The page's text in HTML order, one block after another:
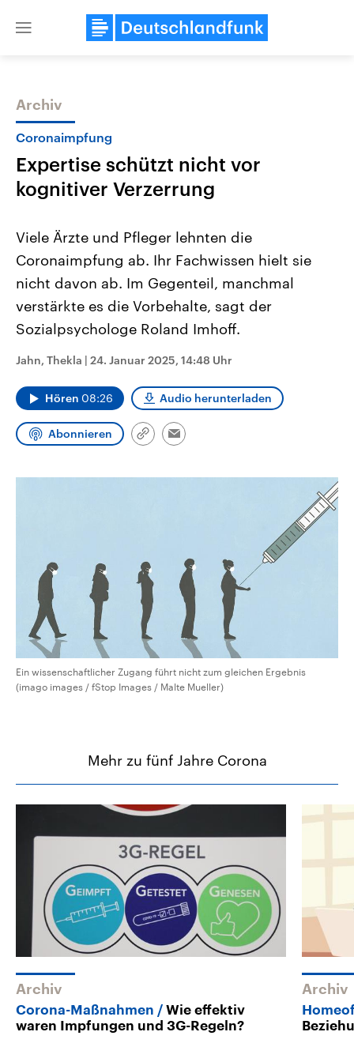
Close
Themen
Landtagswahl Sachsen-Anhalt
2026
Alle Informationen
Sachsen-Anhalt wählt am 6.
September 2026 einen neuen
Landtag. Seit 2021 wird das
CDU, SPD und FDP regiert.-
Wahlprogramme, aktuelle Berichte
und Hintergründe zu den Parteien
und Kandidaten der anstehenden
Wahl.
USA
Aktuelle Beiträge,
Hintergründe
Wirtschaftlich und
gehören die Vereinigten
den mächtigsten Ländern
aktuelle Weltgeschehen.
Sendungen Programm Podcasts
Audio-Archiv
Archiv
Coronaimpfung
Expertise schützt nicht vor
kognitiver Verzerrung
Viele Ärzte und Pfleger lehnten die
Coronaimpfung ab. Ihr Fachwissen hielt sie
nicht davon ab. Im Gegenteil, manchmal
verstärkte es die Vorbehalte, sagt der
Sozialpsychologe Roland Imhoff.
Jahn, Thekla | 24. Januar 2025, 14:48 Uhr
Hören 08:26 Audio herunterladen
Abonnieren
Link
Email
Ein wissenschaftlicher Zugang führt nicht zum gleichen Ergebnis
(imago images / fStop Images / Malte Mueller)
Mehr zu fünf Jahre Corona
Archiv
Corona-Maßnahmen
Wie effektiv
waren Impfungen und 3G-Regeln?
Archiv